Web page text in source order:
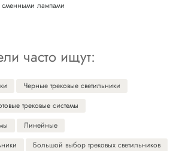
лампами
часто ищут:
Черные трековые светильники
трековые системы
Линейные
Большой выбор трековых светильников